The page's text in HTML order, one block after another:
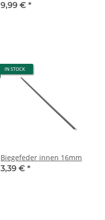
9,99 € *
IN STOCK
Biegefeder innen 16mm
3,39 € *